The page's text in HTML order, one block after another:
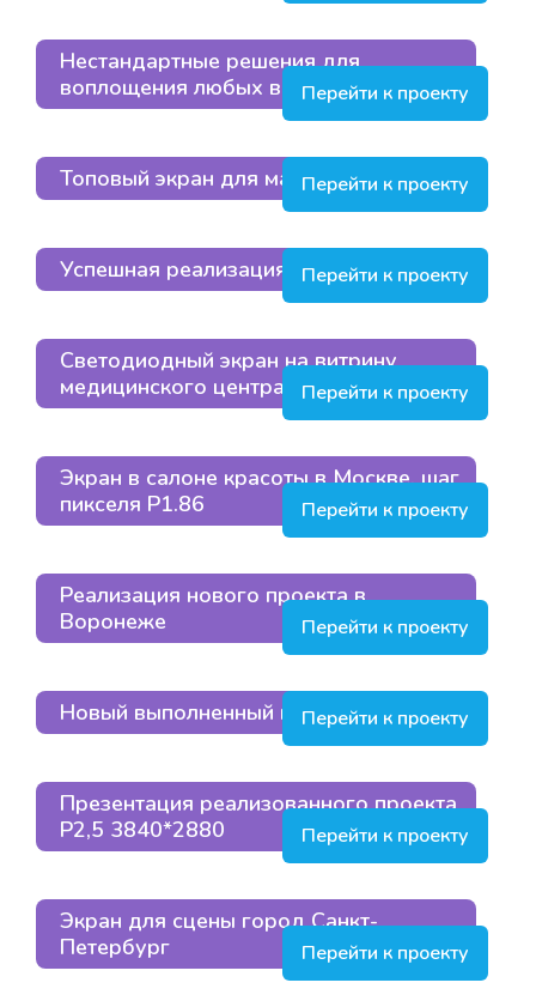
Нестандартные решения для
воплощения любых ваших фантазий
Перейти к проекту
Топовый экран для магазинаПерейти к проекту
Успешная реализация проектаПерейти к проекту
Светодиодный экран на витрину
медицинского центра в МосквеПерейти к проекту
Экран в салоне красоты в Москве, шаг
пикселя P1.86
Перейти к проекту
Реализация нового проекта в
Воронеже
Перейти к проекту
Новый выполненный проектПерейти к проекту
Презентация реализованного проекта
P2,5 3840*2880
Перейти к проекту
Экран для сцены город Санкт-
Петербург
Перейти к проекту